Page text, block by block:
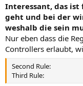
Interessant, das ist
geht und bei der
weshalb die sein
Nur eben dass die
Controllers erlaubt,
Second Rule:
Third Rule: